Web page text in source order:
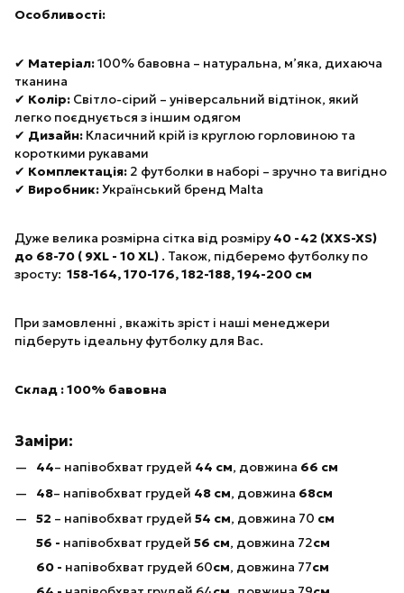
Особливості:
✔ Матеріал:100% бавовна – натуральна, м’яка, дихаюча
тканина
✔ Колір: Світло-сірий – універсальний відтінок, який
легко поєднується з іншим одягом
✔ Дизайн: Класичний крій із круглою горловиною та
короткими рукавами
✔ Комплектація: 2 футболки в наборі – зручно та вигідно
✔ Виробник:Український бренд Malta
Дуже велика розмірна сітка від розміру40 -42 (XXS-XS)
до 68-70 ( 9XL - 10 XL) . Також, підберемо футболку по
зросту: 158-164, 170-176, 182-188, 194-200 см
При замовленні , вкажіть зріст і наші менеджери
підберуть ідеальну футболку для Вас.
Склад : 100% бавовна
Заміри:
44– напівобхват грудей 44 см, довжина 66 см
48– напівобхват грудей 48 см, довжина 68см
52 – напівобхват грудей 54 см, довжина 70 см
56 - напівобхват грудей 56 см, довжина 72см
60 - напівобхват грудей 60см, довжина 77см